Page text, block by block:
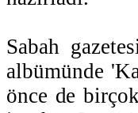
Sabah
albümünde
önce de